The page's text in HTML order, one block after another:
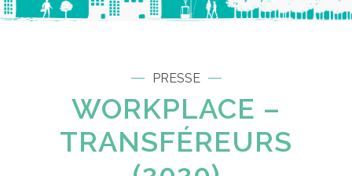
PRESSE
WORKPLACE –
TRANSFÉREURS